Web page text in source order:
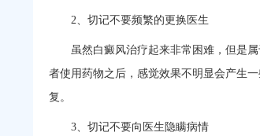
2、切记不要频繁的更换医生
虽然白癜风治疗起来非常困难，但是属
者使用药物之后，感觉效果不明显会产生
复。
3、切记不要向医生隐瞒病情